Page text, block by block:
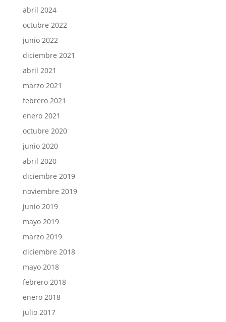
abril 2024
octubre 2022
junio 2022
diciembre 2021
abril 2021
marzo 2021
febrero 2021
enero 2021
octubre 2020
junio 2020
abril 2020
diciembre 2019
noviembre 2019
junio 2019
mayo 2019
marzo 2019
diciembre 2018
mayo 2018
febrero 2018
enero 2018
julio 2017